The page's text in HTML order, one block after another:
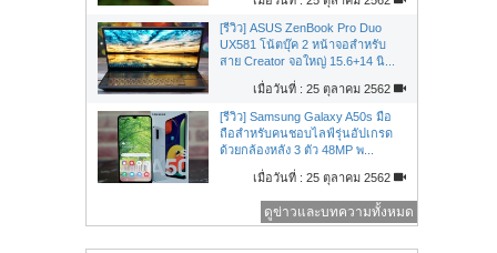
[รีวิว] ASUS ZenBook Pro Duo
UX581 โน้ตบุ๊ค 2 หน้าจอสำหรับ
สาย Creator จอใหญ่ 15.6+14 นิ...
เมื่อวันที่ : 25 ตุลาคม 2562
[รีวิว] Samsung Galaxy A50s มือ
ถือสำหรับคนชอบไลฟ์รุ่นอัปเกรด
ด้วยกล้องหลัง 3 ตัว 48MP พ...
เมื่อวันที่ : 25 ตุลาคม 2562
ดูข่าวและบทความทั้งหมด